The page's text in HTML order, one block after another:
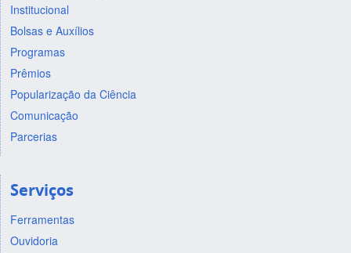
Institucional
Bolsas e Auxílios
Programas
Prêmios
Popularização da Ciência
Comunicação
Parcerias
Serviços
Ferramentas
Ouvidoria